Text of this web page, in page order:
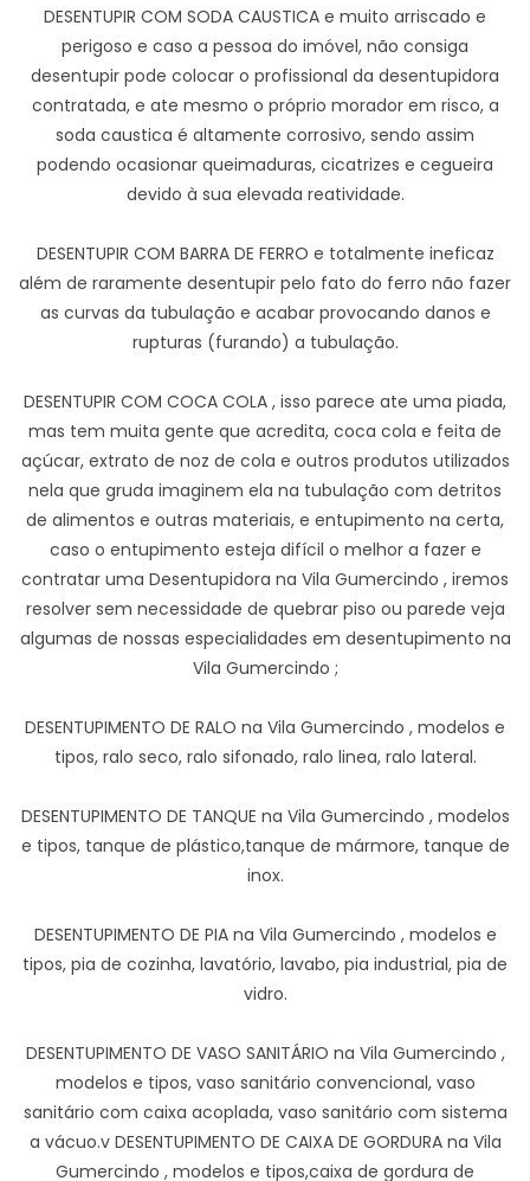
DESENTUPIR COM SODA CAUSTICA e muito arriscado e
perigoso e caso a pessoa do imóvel, não consiga
desentupir pode colocar o profissional da desentupidora
contratada, e ate mesmo o próprio morador em risco, a
soda caustica é altamente corrosivo, sendo assim
podendo ocasionar queimaduras, cicatrizes e cegueira
devido à sua elevada reatividade.
DESENTUPIR COM BARRA DE FERRO e totalmente ineficaz
além de raramente desentupir pelo fato do ferro não fazer
as curvas da tubulação e acabar provocando danos e
rupturas (furando) a tubulação.
DESENTUPIR COM COCA COLA , isso parece ate uma piada,
mas tem muita gente que acredita, coca cola e feita de
açúcar, extrato de noz de cola e outros produtos utilizados
nela que gruda imaginem ela na tubulação com detritos
de alimentos e outras materiais, e entupimento na certa,
caso o entupimento esteja difícil o melhor a fazer e
contratar uma Desentupidora na Vila Gumercindo , iremos
resolver sem necessidade de quebrar piso ou parede veja
algumas de nossas especialidades em desentupimento na
Vila Gumercindo ;
DESENTUPIMENTO DE RALO na Vila Gumercindo , modelos e
tipos, ralo seco, ralo sifonado, ralo linea, ralo lateral.
DESENTUPIMENTO DE TANQUE na Vila Gumercindo , modelos
e tipos, tanque de plástico,tanque de mármore, tanque de
inox.
DESENTUPIMENTO DE PIA na Vila Gumercindo , modelos e
tipos, pia de cozinha, lavatório, lavabo, pia industrial, pia de
vidro.
DESENTUPIMENTO DE VASO SANITÁRIO na Vila Gumercindo ,
modelos e tipos, vaso sanitário convencional, vaso
sanitário com caixa acoplada, vaso sanitário com sistema
a vácuo.v DESENTUPIMENTO DE CAIXA DE GORDURA na Vila
Gumercindo , modelos e tipos,caixa de gordura de